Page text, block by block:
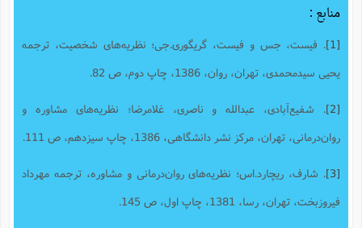
منابع :
. فیست، جس و فیست، گریگوری.جی؛ نظریه‌های شخصیت، ترجمه
یحیی سیدمحمدی، تهران، روان، 1386، چاپ دوم، ص 82.
. شفیع‌آبادی، عبدالله و ناصری، غلامرضا؛ نظریه‌های مشاوره و
روان‌درمانی، تهران، مرکز نشر دانشگاهی، 1386، چاپ سیزدهم، ص 111.
. شارف، ریچارد.اس؛ نظریه‌های روان‌درمانی و مشاوره، ترجمه مهرداد
فیروزبخت، تهران، رسا، 1381، چاپ اول، ص 145.